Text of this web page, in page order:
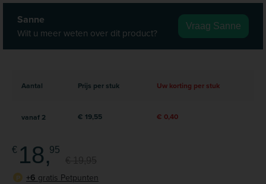
Sanne
Wilt u meer weten over dit product?
Vraag Sanne
Aantal Prijs per stuk Uw korting per stuk
vanaf 2 € 19,55 € 0,40
€ 18,95
P +6 gratis Petpunten